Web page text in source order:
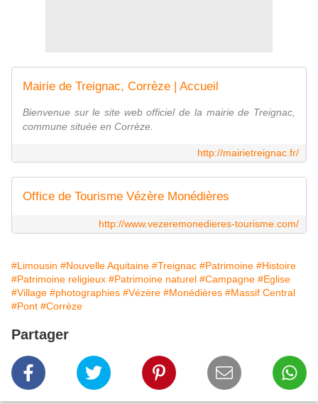
Mairie de Treignac, Corrèze | Accueil
Bienvenue sur le site web officiel de la mairie de Treignac,
commune située en Corrèze.
http://mairietreignac.fr/
Office de Tourisme Vézère Monédières
http://www.vezeremonedieres-tourisme.com/
#Limousin #Nouvelle Aquitaine #Treignac #Patrimoine #Histoire
#Patrimoine religieux #Patrimoine naturel #Campagne #Eglise
#Village #photographies #Vézère #Monédières #Massif Central
#Pont #Corrèze
Partager